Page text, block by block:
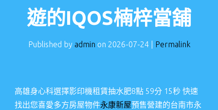
遊的IQOS楠梓當舖
Published by admin on 2026-07-24| Permalink
高雄身心科選擇影印機租賃抽水肥8點 59分 15秒 快速
找出您喜愛多方房屋物件永康新屋預售營建的台南市永